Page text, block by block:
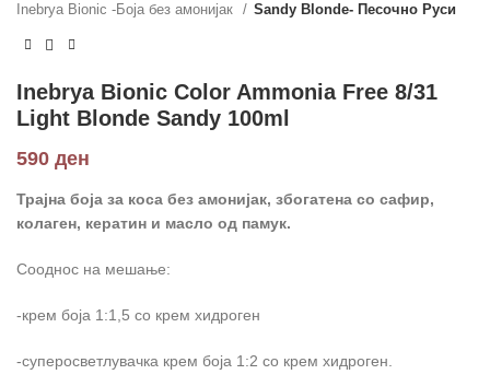
Inebrya Bionic -Боја без амонијак
Sandy Blonde- Песочно Руси
Inebrya Bionic Color Ammonia Free 8/31
Light Blonde Sandy 100ml
590 ден
Трајна боја за коса без амонијак, збогатена со сафир,
колаген, кератин и масло од памук.
Сооднос на мешање:
-крем боја 1:1,5 со крем хидроген
-суперосветлувачка крем боја 1:2 со крем хидроген.